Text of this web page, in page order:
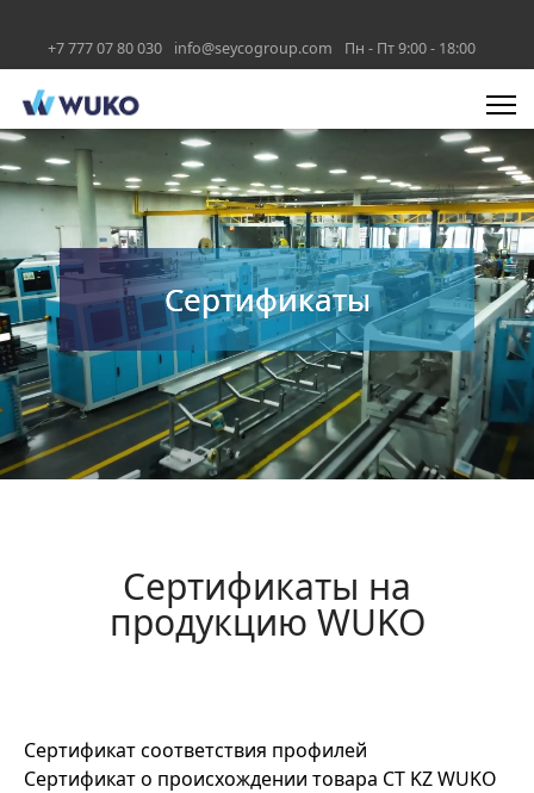
+7 777 07 80 030 info@seycogroup.com Пн - Пт 9:00 - 18:00
Сертификаты
Сертификаты на
продукцию WUKO
Сертификат соответствия профилей
Сертификат о происхождении товара СТ KZ WUKO